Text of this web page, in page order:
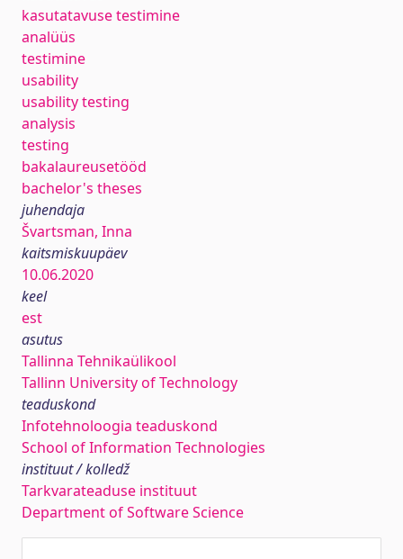
kasutatavuse testimine
analüüs
testimine
usability
usability testing
analysis
testing
bakalaureusetööd
bachelor's theses
juhendaja
Švartsman, Inna
kaitsmiskuupäev
10.06.2020
keel
est
asutus
Tallinna Tehnikaülikool
Tallinn University of Technology
teaduskond
Infotehnoloogia teaduskond
School of Information Technologies
instituut / kolledž
Tarkvarateaduse instituut
Department of Software Science